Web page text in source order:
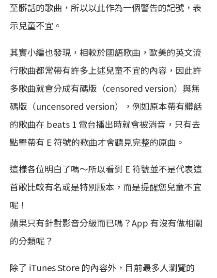
至髒話的歌曲，所以以此作為一個警告的記號，表
示兒童不宜。
其實小編也發現，相較於國語歌曲，歐美的英文流
行歌曲都常帶有許多上述兒童不宜的內容，因此許
多歌曲就會分成有碼版（censored version）與無
碼版（uncensored version），例如原本帶有髒話
的歌曲在 beats 1 電台播出時就會被消音，只有去
點擊帶有 E 符號的歌曲才會聽見完整的原曲。
這樣各位明白了嗎～所以看到 E 符號並不是代表這
首歌比較有名或是特別版本，而是提醒您兒童不宜
呢！
蘋果只有針對影音分級而已嗎？App 有沒有做相關
的分類呢？
除了 iTunes Store 的內容外，目前最多人瀏覽的